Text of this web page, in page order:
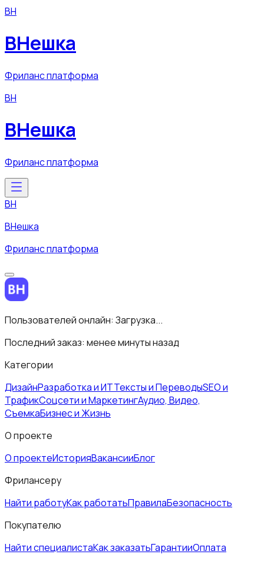
ВН
ВНешка
Фриланс платформа
ВН
ВНешка
Фриланс платформа
ВН
ВНешка
Фриланс платформа
Пользователей онлайн: Загрузка...
Последний заказ: менее минуты назад
Категории
ДизайнРазработка и ИТТексты и ПереводыSEO и
ТрафикСоцсети и МаркетингАудио, Видео,
СъемкаБизнес и Жизнь
О проекте
О проектеИсторияВакансииБлог
Фрилансеру
Найти работуКак работатьПравилаБезопасность
Покупателю
Найти специалистаКак заказатьГарантииОплата